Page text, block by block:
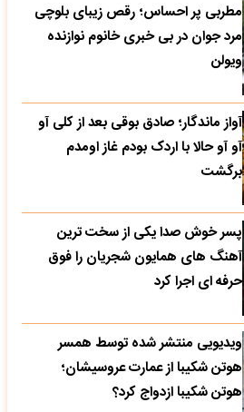
مطربی پر احساس؛ رقص زیبای بلوچی
مرد جوان در بی خبری خانوم نوازنده
ویولن
آواز ماندگار؛ صادق بوقی بعد از کلی آو
آو آو حالا با اردک بودم غاز اومدم
برگشت
پسر خوش صدا یکی از سخت ترین
آهنگ های همایون شجریان را فوق
حرفه ای اجرا کرد
ویدیویی منتشر شده توسط همسر
هوتن شکیبا از عمارت عروسیشان؛
هوتن شکیبا ازدواج کرد؟